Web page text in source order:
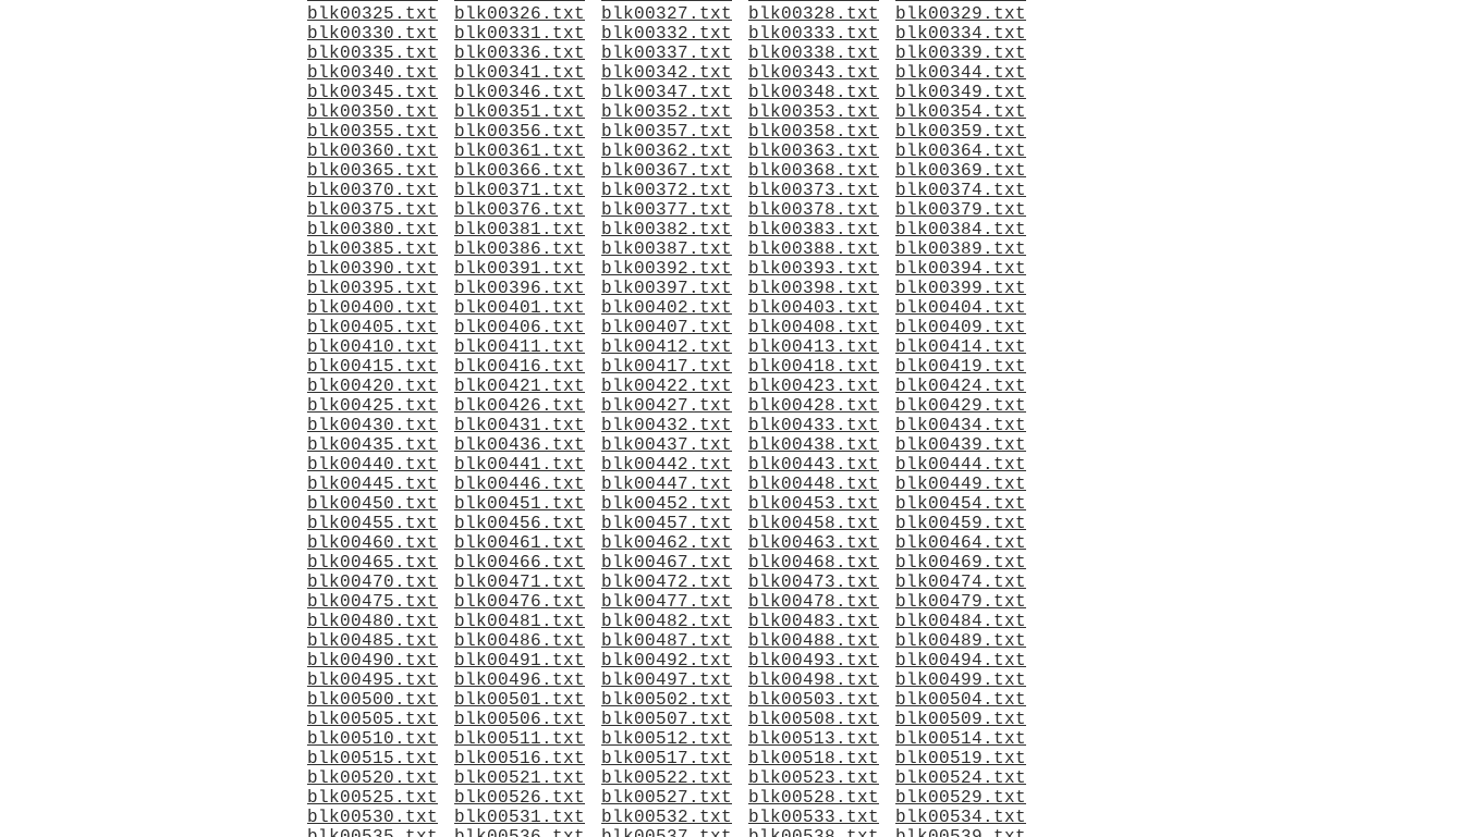
blk00325.txt
blk00326.txt blk00327.txt blk00328.txt
blk00329.txt
blk00330.txt
blk00331.txt blk00332.txt blk00333.txt
blk00334.txt
blk00335.txt
blk00336.txt blk00337.txt blk00338.txt
blk00339.txt
blk00340.txt
blk00341.txt blk00342.txt blk00343.txt
blk00344.txt
blk00345.txt
blk00346.txt blk00347.txt blk00348.txt
blk00349.txt
blk00350.txt
blk00351.txt blk00352.txt blk00353.txt
blk00354.txt
blk00355.txt
blk00356.txt blk00357.txt blk00358.txt
blk00359.txt
blk00360.txt
blk00361.txt blk00362.txt blk00363.txt
blk00364.txt
blk00365.txt
blk00366.txt blk00367.txt blk00368.txt
blk00369.txt
blk00370.txt
blk00371.txt blk00372.txt blk00373.txt
blk00374.txt
blk00375.txt
blk00376.txt blk00377.txt blk00378.txt
blk00379.txt
blk00380.txt
blk00381.txt blk00382.txt blk00383.txt
blk00384.txt
blk00385.txt
blk00386.txt blk00387.txt blk00388.txt
blk00389.txt
blk00390.txt
blk00391.txt blk00392.txt blk00393.txt
blk00394.txt
blk00395.txt
blk00396.txt blk00397.txt blk00398.txt
blk00399.txt
blk00400.txt
blk00401.txt blk00402.txt blk00403.txt
blk00404.txt
blk00405.txt
blk00406.txt blk00407.txt blk00408.txt
blk00409.txt
blk00410.txt
blk00411.txt blk00412.txt blk00413.txt
blk00414.txt
blk00415.txt
blk00416.txt blk00417.txt blk00418.txt
blk00419.txt
blk00420.txt
blk00421.txt blk00422.txt blk00423.txt
blk00424.txt
blk00425.txt
blk00426.txt blk00427.txt blk00428.txt
blk00429.txt
blk00430.txt
blk00431.txt blk00432.txt blk00433.txt
blk00434.txt
blk00435.txt
blk00436.txt blk00437.txt blk00438.txt
blk00439.txt
blk00440.txt
blk00441.txt blk00442.txt blk00443.txt
blk00444.txt
blk00445.txt
blk00446.txt blk00447.txt blk00448.txt
blk00449.txt
blk00450.txt
blk00451.txt blk00452.txt blk00453.txt
blk00454.txt
blk00455.txt
blk00456.txt blk00457.txt blk00458.txt
blk00459.txt
blk00460.txt
blk00461.txt blk00462.txt blk00463.txt
blk00464.txt
blk00465.txt
blk00466.txt blk00467.txt blk00468.txt
blk00469.txt
blk00470.txt
blk00471.txt blk00472.txt blk00473.txt
blk00474.txt
blk00475.txt
blk00476.txt blk00477.txt blk00478.txt
blk00479.txt
blk00480.txt
blk00481.txt blk00482.txt blk00483.txt
blk00484.txt
blk00485.txt
blk00486.txt blk00487.txt blk00488.txt
blk00489.txt
blk00490.txt
blk00491.txt blk00492.txt blk00493.txt
blk00494.txt
blk00495.txt
blk00496.txt blk00497.txt blk00498.txt
blk00499.txt
blk00500.txt
blk00501.txt blk00502.txt blk00503.txt
blk00504.txt
blk00505.txt
blk00506.txt blk00507.txt blk00508.txt
blk00509.txt
blk00510.txt
blk00511.txt blk00512.txt blk00513.txt
blk00514.txt
blk00515.txt
blk00516.txt blk00517.txt blk00518.txt
blk00519.txt
blk00520.txt
blk00521.txt blk00522.txt blk00523.txt
blk00524.txt
blk00525.txt
blk00526.txt blk00527.txt blk00528.txt
blk00529.txt
blk00530.txt
blk00531.txt blk00532.txt blk00533.txt
blk00534.txt